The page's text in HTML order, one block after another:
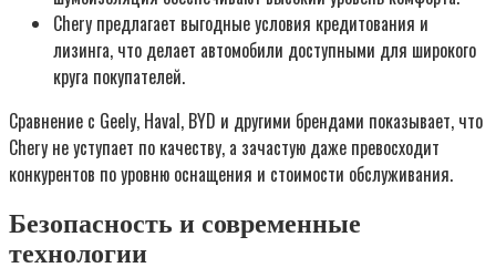
Chery предлагает выгодные условия кредитования и
лизинга, что делает автомобили доступными для широкого
круга покупателей.
Сравнение с Geely, Haval, BYD и другими брендами показывает, что
Chery не уступает по качеству, а зачастую даже превосходит
конкурентов по уровню оснащения и стоимости обслуживания.
Безопасность и современные
технологии